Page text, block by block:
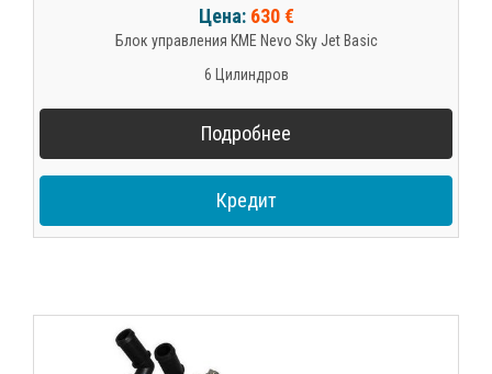
Цена: 630 €
Блок управления KME Nevo Sky Jet Basic
6 Цилиндров
Подробнее
Кредит